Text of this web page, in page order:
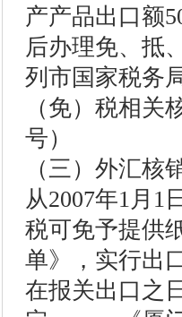
产产品出口额
后办理免、抵
列市国家税务
（免）税相关
号）
（三）外汇核
从2007年1月1
税可免予提供
单》，实行出
在报关出口之